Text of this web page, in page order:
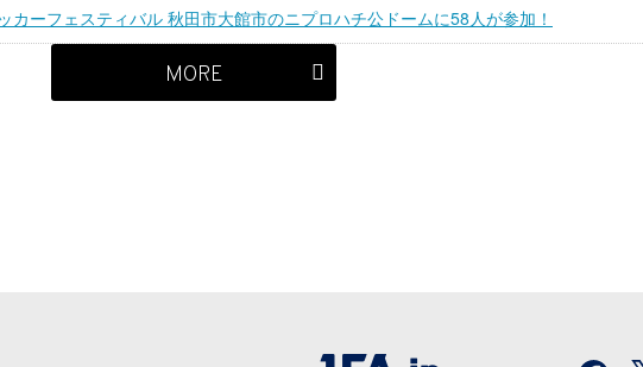
カーフェスティバル 秋田市大館市のニプロハチ公ドームに58人が参加！
MORE